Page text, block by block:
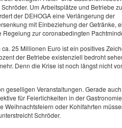
Um Arbeitsplätze und Betriebe
der DEHOGA eine Verlängerung der
mit Einbeziehung der Getränke,
zur coronabedingten
25 Millionen Euro ist ein positives
der Betriebe existenziell bedroht
Denn die Krise ist noch längst nicht
geselligen Veranstaltungen. Gerade
für Feierlichkeiten in der
Weihnachtsfeiern oder Kohlfahrten
Schröder.